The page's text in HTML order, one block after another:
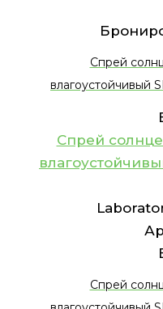
Спрей
влагоустойчивый
Спрей
Спрей